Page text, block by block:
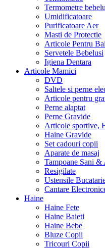
Termometre
Umidificatoare
Purificatoare Aer
Masti de Protectie
Articole Pentru
Servetele Bebelusi
Igiena Dentara
Articole Mamici
DVD
Saltele si perne
Articole pentru
Perne alaptat
Perne Gravide
Articole sportive,
Haine Gravide
Set cadouri copii
Aparate de masaj
Tampoane Sani &
Resigilate
Ustensile
Cantare
Haine
Haine Fete
Haine Baieti
Haine Bebe
Bluze Copii
Tricouri Copii